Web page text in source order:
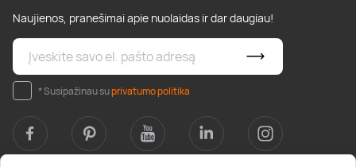
Naujienos, pranešimai apie nuolaidas ir dar daugiau!
* Susipažinau suprivatumo politika